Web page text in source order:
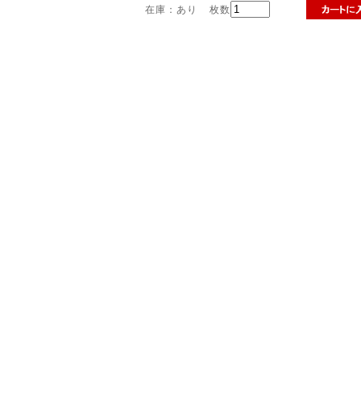
在庫：あり 枚数